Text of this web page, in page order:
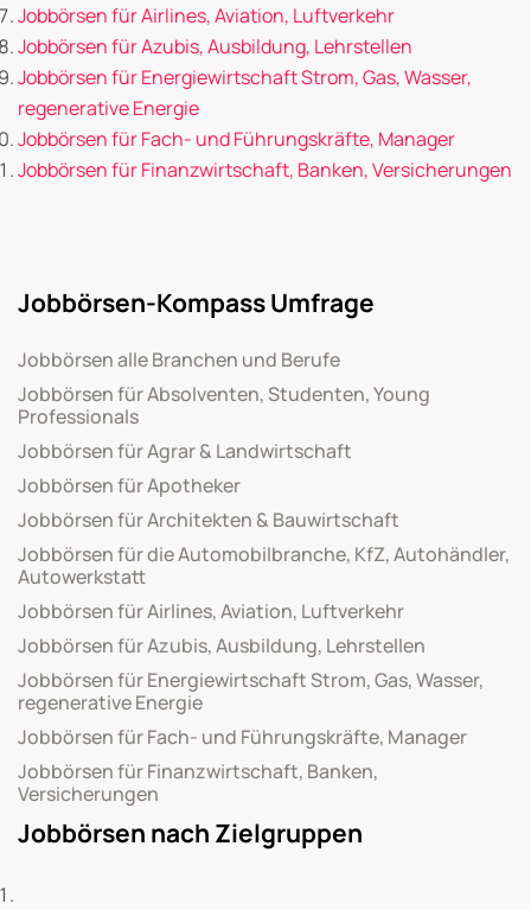
Jobbörsen für Airlines, Aviation, Luftverkehr
Jobbörsen für Azubis, Ausbildung, Lehrstellen
Jobbörsen für Energiewirtschaft Strom, Gas, Wasser,
regenerative Energie
Jobbörsen für Fach- und Führungskräfte, Manager
Jobbörsen für Finanzwirtschaft, Banken, Versicherungen
Jobbörsen-Kompass Umfrage
Jobbörsen alle Branchen und Berufe
Jobbörsen für Absolventen, Studenten, Young
Professionals
Jobbörsen für Agrar & Landwirtschaft
Jobbörsen für Apotheker
Jobbörsen für Architekten & Bauwirtschaft
Jobbörsen für die Automobilbranche, KfZ, Autohändler,
Autowerkstatt
Jobbörsen für Airlines, Aviation, Luftverkehr
Jobbörsen für Azubis, Ausbildung, Lehrstellen
Jobbörsen für Energiewirtschaft Strom, Gas, Wasser,
regenerative Energie
Jobbörsen für Fach- und Führungskräfte, Manager
Jobbörsen für Finanzwirtschaft, Banken,
Versicherungen
Jobbörsen nach Zielgruppen